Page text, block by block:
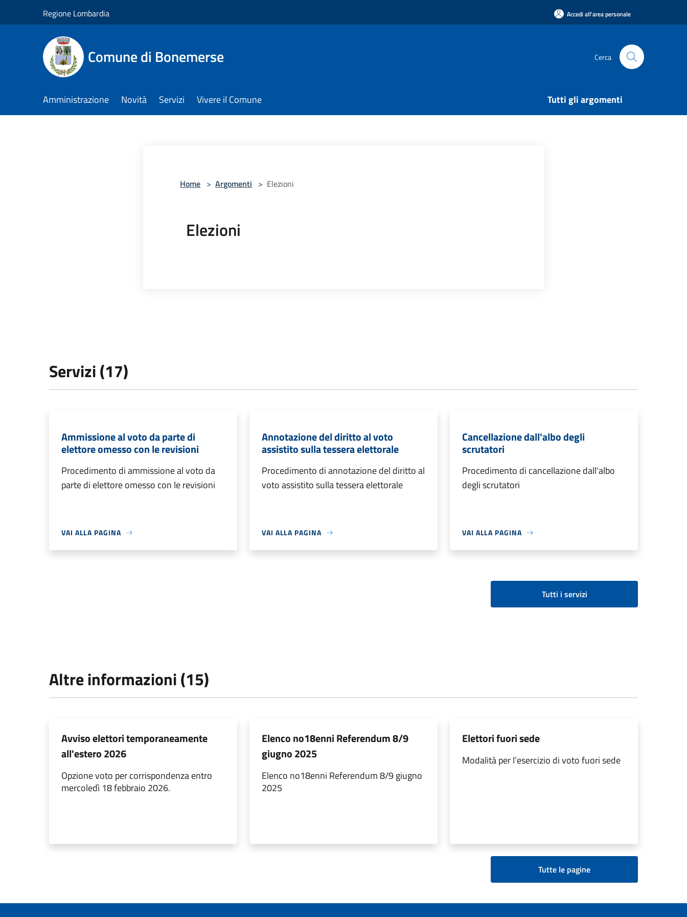
Regione Lombardia Accedi all'area personale
Comune di Bonemerse Cerca
Amministrazione Novità Servizi Vivere il Comune Tutti gli argomenti
Home > Argomenti > Elezioni
Elezioni
Servizi (17)
Ammissione al voto da parte di
elettore omesso con le revisioni
Procedimento di ammissione al voto da
parte di elettore omesso con le revisioni
VAI ALLA PAGINA
Annotazione del diritto al voto
assistito sulla tessera elettorale
Procedimento di annotazione del diritto al
voto assistito sulla tessera elettorale
VAI ALLA PAGINA
Cancellazione dall'albo degli
scrutatori
Procedimento di cancellazione dall'albo
degli scrutatori
VAI ALLA PAGINA
Tutti i servizi
Altre informazioni (15)
Avviso elettori temporaneamente
all'estero 2026
Opzione voto per corrispondenza entro
mercoledì 18 febbraio 2026.
Elenco no18enni Referendum 8/9
giugno 2025
Elenco no18enni Referendum 8/9 giugno
2025
Elettori fuori sede
Modalità per l’esercizio di voto fuori sede
Tutte le pagine